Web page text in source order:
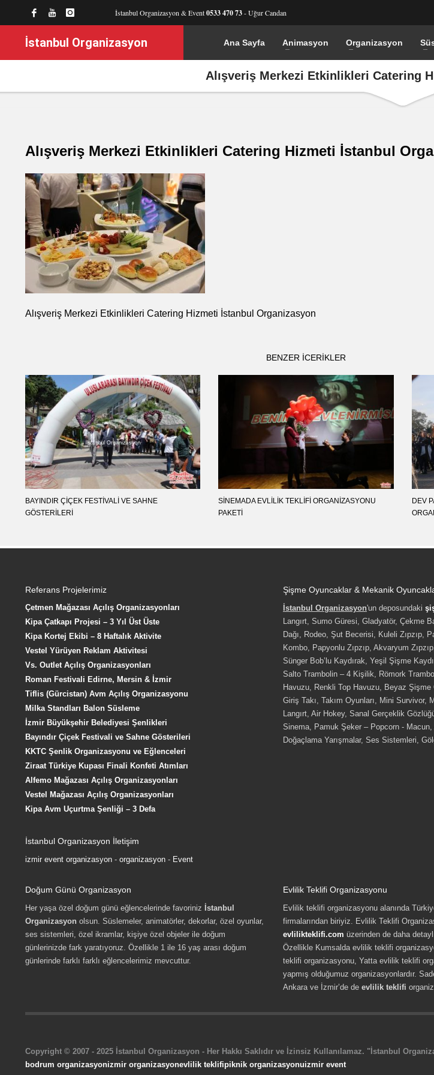
İstanbul Organizasyon & Event0533 470 73- Uğur Candan
İstanbul Organizasyon Ana Sayfa Animasyon Organizasyon
Alışveriş Merkezi Etkinlikleri Catering
Alışveriş Merkezi Etkinlikleri Catering Hizmeti İstanbul
Alışveriş Merkezi Etkinlikleri Catering Hizmeti İstanbul Organizasyon
BENZER ICERIKLER
BAYINDIR ÇIÇEK FESTIVALI VE SAHNE
GÖSTERILERI
SINEMADA EVLILIK TEKLIFI ORGANIZASYONU
PAKETI
DEV
Referans Projelerimiz
Çetmen Mağazası Açılış Organizasyonları
Kipa Çatkapı Projesi – 3 Yıl Üst Üste
Kipa Kortej Ekibi – 8 Haftalık Aktivite
Vestel Yürüyen Reklam Aktivitesi
Vs. Outlet Açılış Organizasyonları
Roman Festivali Edirne, Mersin & İzmir
Tiflis (Gürcistan) Avm Açılış Organizasyonu
Milka Standları Balon Süsleme
İzmir Büyükşehir Belediyesi Şenlikleri
Bayındır Çiçek Festivali ve Sahne Gösterileri
KKTC Şenlik Organizasyonu ve Eğlenceleri
Ziraat Türkiye Kupası Finali Konfeti Atımları
Alfemo Mağazası Açılış Organizasyonları
Vestel Mağazası Açılış Organizasyonları
Kipa Avm Uçurtma Şenliği – 3 Defa
İstanbul Organizasyon İletişim
izmir event organizasyon - organizasyon - Event
Şişme Oyuncaklar & Mekanik
İstanbul Organizasyon'un deposundaki
Langırt, Sumo Güresi, Gladyatör, Çekme
Dağı, Rodeo, Şut Becerisi, Kuleli Zıpzıp,
Kombo, Papyonlu Zıpzıp, Akvaryum
Sünger Bob’lu Kaydırak, Yeşil Şişme
Salto Trambolin – 4 Kişilik, Römork
Havuzu, Renkli Top Havuzu, Beyaz Şişme
Giriş Takı, Takım Oyunları, Mini Survivor,
Langırt, Air Hokey, Sanal Gerçeklik
Sinema, Pamuk Şeker – Popcorn - Macun,
Doğaçlama Yarışmalar, Ses Sistemleri,
Doğum Günü Organizasyon
Her yaşa özel doğum günü eğlencelerinde favoriniz İstanbul
Organizasyon olsun. Süslemeler, animatörler, dekorlar, özel oyunlar,
ses sistemleri, özel ikramlar, kişiye özel objeler ile doğum
günlerinizde fark yaratıyoruz. Özellikle 1 ile 16 yaş arası doğum
günlerinde farklı farklı eğlencelerimiz mevcuttur.
Evlilik Teklifi Organizasyonu
Evlilik teklifi organizasyonu alanında
firmalarından biriyiz. Evlilik Teklifi
evlilikteklifi.com üzerinden de daha
Özellikle Kumsalda evlilik teklifi
teklifi organizasyonu, Yatta evlilik teklifi
yapmış olduğumuz organizasyonlardır.
Ankara ve İzmir’de de evlilik teklifi
Copyright © 2007 - 2025 İstanbul Organizasyon - Her Hakkı Saklıdır ve İzinsiz Kullanılamaz. "İstanbul
bodrum organizasyonizmir organizasyonevlilik teklifipiknik organizasyonuizmir event